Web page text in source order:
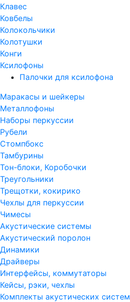
Клавес
Ковбелы
Колокольчики
Колотушки
Конги
Ксилофоны
Палочки для ксилофона
Маракасы и шейкеры
Металлофоны
Наборы перкуссии
Рубели
Стомпбокс
Тамбурины
Тон-блоки, Коробочки
Треугольники
Трещотки, кокирико
Чехлы для перкуссии
Чимесы
Акустические системы
Акустический поролон
Динамики
Драйверы
Интерфейсы, коммутаторы
Кейсы, рэки, чехлы
Комплекты акустических систем